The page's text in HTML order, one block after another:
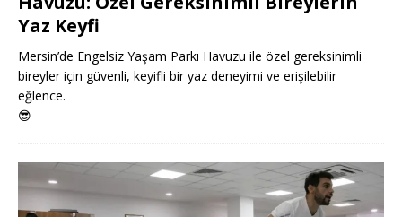
Yaz Keyfi
Mersin’de Engelsiz Yaşam Parkı Havuzu ile özel gereksinimli
bireyler için güvenli, keyifli bir yaz deneyimi ve erişilebilir
eğlence.
😎